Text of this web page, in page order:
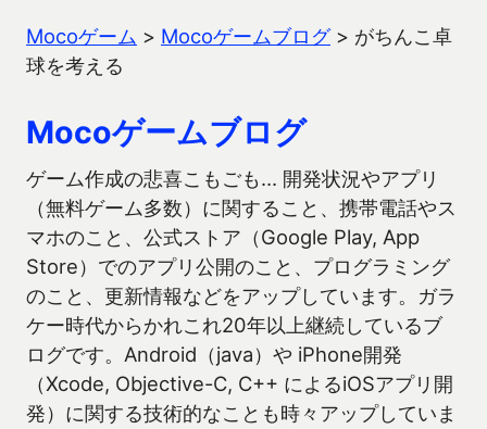
Mocoゲーム > Mocoゲームブログ> がちんこ卓
球を考える
Mocoゲームブログ
ゲーム作成の悲喜こもごも… 開発状況やアプリ
（無料ゲーム多数）に関すること、携帯電話やス
マホのこと、公式ストア（Google Play, App
Store）でのアプリ公開のこと、プログラミング
のこと、更新情報などをアップしています。ガラ
ケー時代からかれこれ20年以上継続しているブ
ログです。Android（java）や iPhone開発
（Xcode, Objective-C, C++ によるiOSアプリ開
発）に関する技術的なことも時々アップしていま